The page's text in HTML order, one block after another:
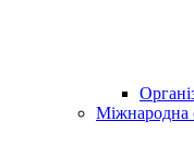
Міжнародна